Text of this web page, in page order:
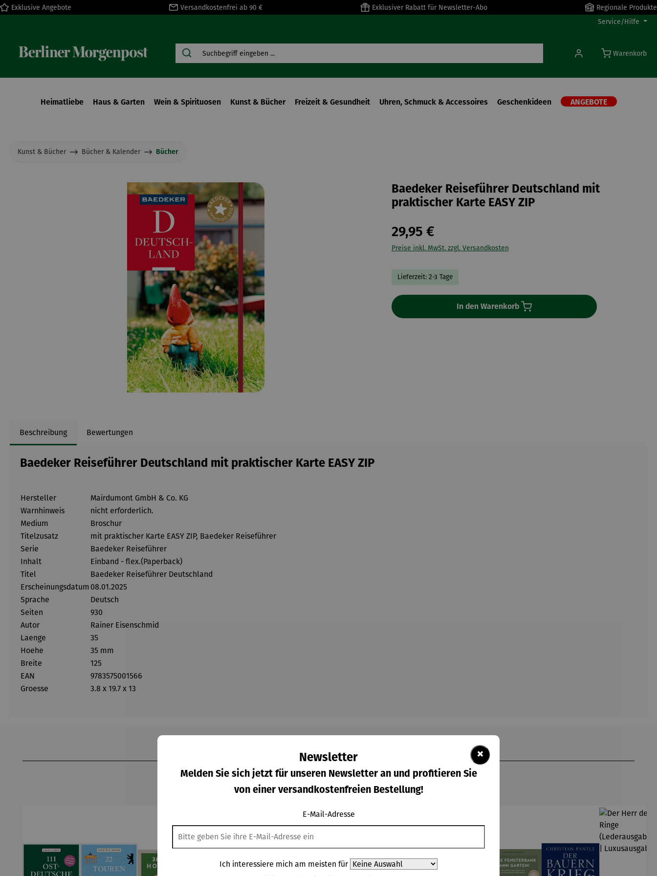
Zur Hauptnavigation springen
Exklusive Angebote Versandkostenfrei ab 90 € Exklusiver Rabatt für Newsletter-Abo
Regionale Produkte
Service/Hilfe
Warenkorb
Heimatliebe Haus & Garten Wein & Spirituosen Kunst & Bücher Freizeit & Gesundheit Uhren, Schmuck & Accessoires Geschenkideen ANGEBOTE
Kunst & Bücher Bücher & Kalender Bücher
Baedeker Reiseführer Deutschland mit
praktischer Karte EASY ZIP
29,95 €
Preise inkl. MwSt. zzgl. Versandkosten
Lieferzeit: 2-3 Tage
In den Warenkorb
Beschreibung Bewertungen
Baedeker Reiseführer Deutschland mit praktischer Karte EASY ZIP
Hersteller
Mairdumont GmbH & Co. KG
Warnhinweis
nicht erforderlich.
Medium
Broschur
Titelzusatz
mit praktischer Karte EASY ZIP, Baedeker Reiseführer
Serie
Baedeker Reiseführer
Inhalt
Einband - flex.(Paperback)
Titel
Baedeker Reiseführer Deutschland
Erscheinungsdatum 08.01.2025
Sprache
Deutsch
Seiten
930
Autor
Rainer Eisenschmid
Laenge
35
Hoehe
35 mm
Breite
125
EAN
9783575001566
Groesse
3.8 x 19.7 x 13
Kunden kauften auch
×
Newsletter
Melden Sie sich jetzt für unseren Newsletter an und profitieren Sie
von einer versandkostenfreien Bestellung!
E-Mail-Adresse
Ich interessiere mich am meisten für